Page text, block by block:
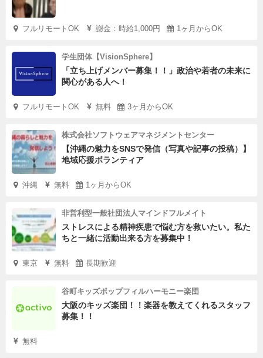
フルリモートOK 謝金：時給1,000円 1ヶ月からOK
学生団体【VisionSphere】
「立ち上げメンバー募集！！」政治や若者の未来に
関心がある人へ！
フルリモートOK 無料 3ヶ月からOK
株式会社ソフトウェアマネジメントセンター
【沖縄の魅力をSNSで発信（写真や記事の投稿）】
地域応援ボランティア
沖縄 無料 1ヶ月からOK
非営利型一般社団法人マインドフルメイト
ストレスによる精神疾患で悩む方を救いたい。私た
ちと一緒に活動出来る方を募集中！
東京 無料 長期歓迎
谷町キッズポップフィルハーモニー楽団
大阪のキッズ楽団！！楽器を教えてくれるスタッフ
募集！！
無料